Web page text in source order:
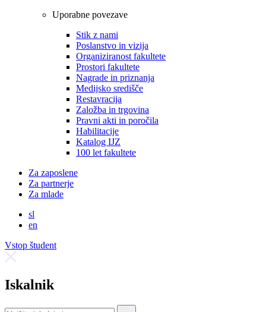
Uporabne povezave
Stik z nami
Poslanstvo in vizija
Organiziranost fakultete
Prostori fakultete
Nagrade in priznanja
Medijsko središče
Restavracija
Založba in trgovina
Pravni akti in poročila
Habilitacije
Katalog IJZ
100 let fakultete
Za zaposlene
Za partnerje
Za mlade
sl
en
Vstop študent
Iskalnik